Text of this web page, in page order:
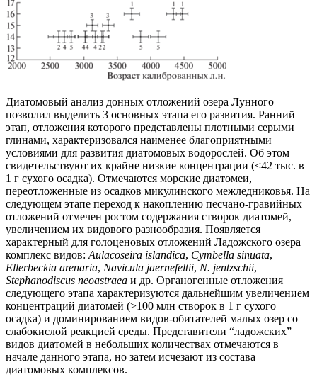
Диатомовый анализ донных отложений озера Лунного
позволил выделить 3 основных этапа его развития. Ранний
этап, отложения которого представлены плотными серыми
глинами, характеризовался наименее благоприятными
условиями для развития диатомовых водорослей. Об этом
свидетельствуют их крайне низкие концентрации (<42 тыс. в
1 г сухого осадка). Отмечаются морские диатомеи,
переотложенные из осадков микулинского межледниковья. На
следующем этапе переход к накоплению песчано-гравийных
отложений отмечен ростом содержания створок диатомей,
увеличением их видового разнообразия. Появляется
характерный для голоценовых отложений Ладожского озера
комплекс видов: Aulacoseira islandica, Cymbella sinuata,
Ellerbeckia arenaria, Navicula jaernefeltii, N. jentzschii,
Stephanodiscus neoastraea и др. Органогенные отложения
следующего этапа характеризуются дальнейшим увеличением
концентраций диатомей (>100 млн створок в 1 г сухого
осадка) и доминированием видов-обитателей малых озер со
слабокислой реакцией среды. Представители “ладожских”
видов диатомей в небольших количествах отмечаются в
начале данного этапа, но затем исчезают из состава
диатомовых комплексов.